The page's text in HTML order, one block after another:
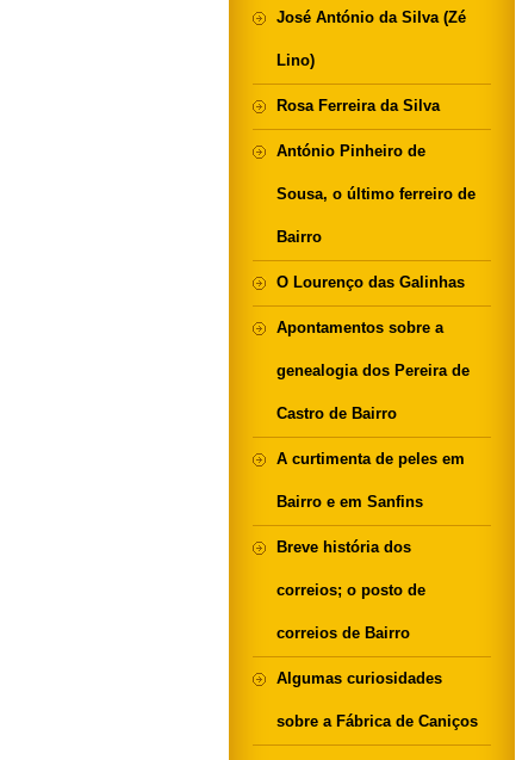
José António da Silva (Zé
Lino)
Rosa Ferreira da Silva
António Pinheiro de
Sousa, o último ferreiro de
Bairro
O Lourenço das Galinhas
Apontamentos sobre a
genealogia dos Pereira de
Castro de Bairro
A curtimenta de peles em
Bairro e em Sanfins
Breve história dos
correios; o posto de
correios de Bairro
Algumas curiosidades
sobre a Fábrica de Caniços